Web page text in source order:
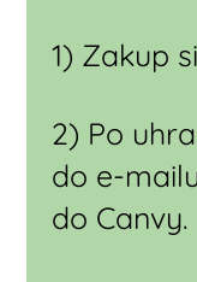
1) Zakup
2) Po
do e-
do Canvy.